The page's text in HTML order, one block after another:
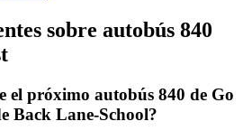
sobre autobús 840
el próximo autobús 840 de Go
Back Lane-School?